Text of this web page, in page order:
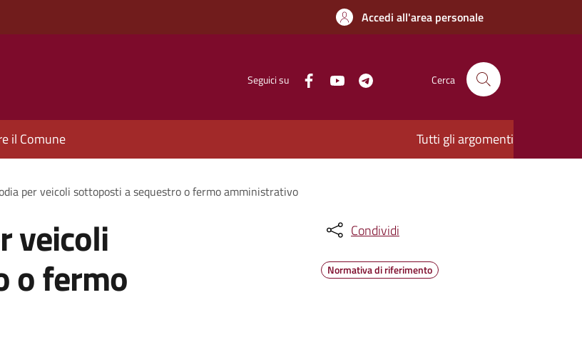
Accedi all'area personale
Seguici su Cerca
il Comune Tutti gli argomenti
per veicoli sottoposti a sequestro o fermo amministrativo
veicoli
o fermo
Condividi
Normativa di riferimento